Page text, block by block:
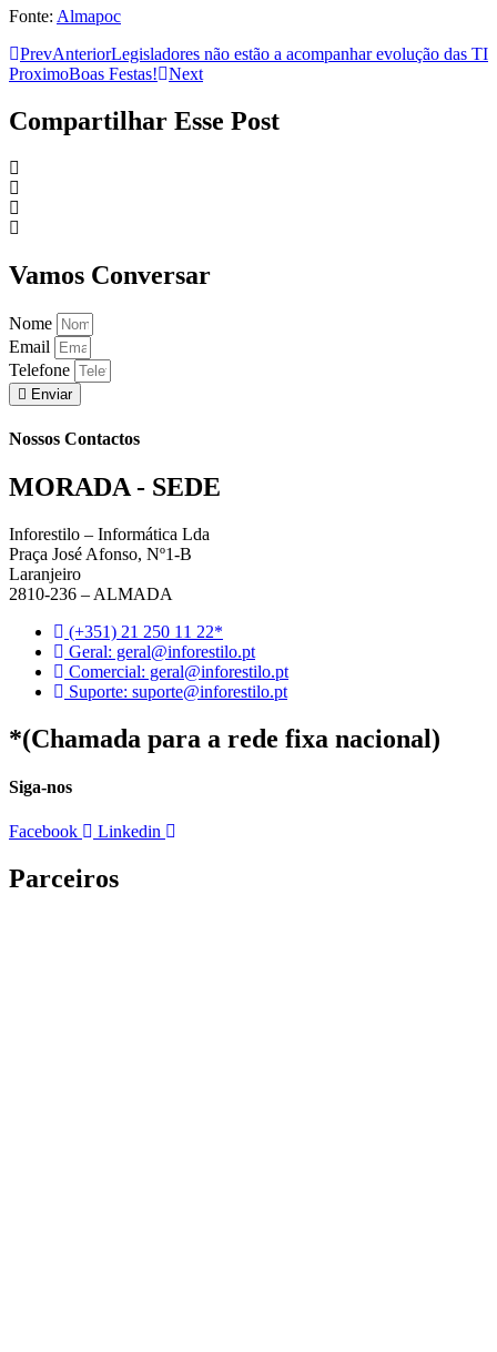
Fonte: Almapoc
PrevAnteriorLegisladores não estão a acompanhar evolução das TI
ProximoBoas Festas! Next
Compartilhar Esse Post
Vamos Conversar
Nome
Email
Telefone
Enviar
Nossos Contactos
MORADA - SEDE
Inforestilo – Informática Lda
Praça José Afonso, Nº1-B
Laranjeiro
2810-236 – ALMADA
(+351) 21 250 11 22*
Geral: geral@inforestilo.pt
Comercial: geral@inforestilo.pt
Suporte: suporte@inforestilo.pt
*(Chamada para a rede fixa nacional)
Siga-nos
Facebook Linkedin
Parceiros